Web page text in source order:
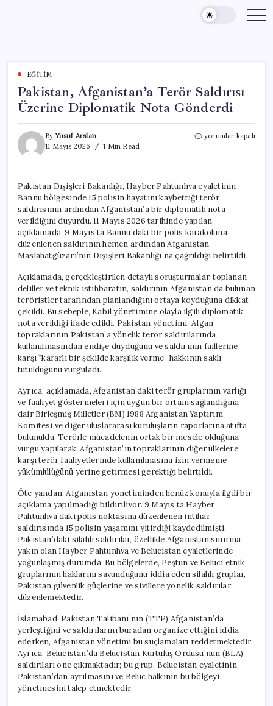
content
EĞITIM
Pakistan, Afganistan’a Terör Saldırısı
Üzerine Diplomatik Nota Gönderdi
ByYusuf Arslan
11 Mayıs 2026
1 Min Read
Pakistan,
Diplomatik
Nota
Gönderdi
için
yorumlar kapalı
Pakistan Dışişleri Bakanlığı, Hayber Pahtunhva eyaletinin
Bannu bölgesinde 15 polisin hayatını kaybettiği terör
saldırısının ardından Afganistan’a bir diplomatik nota
verildiğini duyurdu. 11 Mayıs 2026 tarihinde yapılan
açıklamada, 9 Mayıs’ta Bannu’daki bir polis karakoluna
düzenlenen saldırının hemen ardından Afganistan
Maslahatgüzarı’nın Dışişleri Bakanlığı’na çağrıldığı belirtildi.
Açıklamada, gerçekleştirilen detaylı soruşturmalar, toplanan
deliller ve teknik istihbaratın, saldırının Afganistan’da bulunan
teröristler tarafından planlandığını ortaya koyduğuna dikkat
çekildi. Bu sebeple, Kabil yönetimine olayla ilgili diplomatik
nota verildiği ifade edildi. Pakistan yönetimi, Afgan
topraklarının Pakistan’a yönelik terör saldırılarında
kullanılmasından endişe duyduğunu ve saldırının faillerine
karşı “kararlı bir şekilde karşılık verme” hakkının saklı
tutulduğunu vurguladı.
Ayrıca, açıklamada, Afganistan’daki terör gruplarının varlığı
ve faaliyet göstermeleri için uygun bir ortam sağlandığına
dair Birleşmiş Milletler (BM) 1988 Afganistan Yaptırım
Komitesi ve diğer uluslararası kuruluşların raporlarına atıfta
bulunuldu. Terörle mücadelenin ortak bir mesele olduğuna
vurgu yapılarak, Afganistan’ın topraklarının diğer ülkelere
karşı terör faaliyetlerinde kullanılmasına izin vermeme
yükümlülüğünü yerine getirmesi gerektiği belirtildi.
Öte yandan, Afganistan yönetiminden henüz konuyla ilgili bir
açıklama yapılmadığı bildiriliyor. 9 Mayıs’ta Hayber
Pahtunhva’daki polis noktasına düzenlenen intihar
saldırısında 15 polisin yaşamını yitirdiği kaydedilmişti.
Pakistan’daki silahlı saldırılar, özellikle Afganistan sınırına
yakın olan Hayber Pahtunhva ve Belucistan eyaletlerinde
yoğunlaşmış durumda. Bu bölgelerde, Peştun ve Beluci etnik
gruplarının haklarını savunduğunu iddia eden silahlı gruplar,
Pakistan güvenlik güçlerine ve sivillere yönelik saldırılar
düzenlemektedir.
İslamabad, Pakistan Talibanı’nın (TTP) Afganistan’da
yerleştiğini ve saldırılarını buradan organize ettiğini iddia
ederken, Afganistan yönetimi bu suçlamaları reddetmektedir.
Ayrıca, Belucistan’da Belucistan Kurtuluş Ordusu’nun (BLA)
saldırıları öne çıkmaktadır; bu grup, Belucistan eyaletinin
Pakistan’dan ayrılmasını ve Beluc halkının bu bölgeyi
yönetmesini talep etmektedir.